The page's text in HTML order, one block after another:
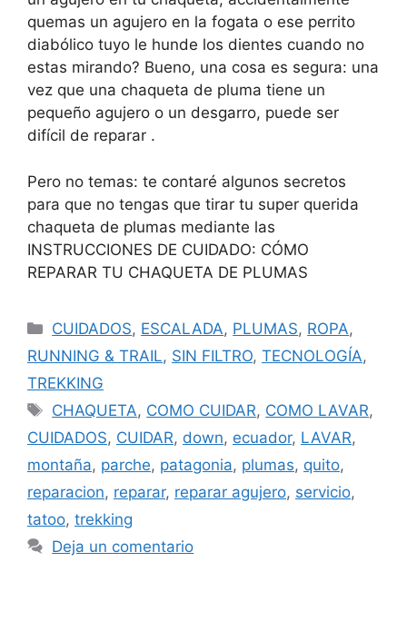
quemas un agujero en la fogata o ese perrito
diabólico tuyo le hunde los dientes cuando no
estas mirando? Bueno, una cosa es segura: una
vez que una chaqueta de pluma tiene un
pequeño agujero o un desgarro, puede ser
difícil de reparar .
Pero no temas: te contaré algunos secretos
para que no tengas que tirar tu super querida
chaqueta de plumas mediante las
INSTRUCCIONES DE CUIDADO: CÓMO
REPARAR TU CHAQUETA DE PLUMAS
CUIDADOS, ESCALADA, PLUMAS, ROPA,
RUNNING & TRAIL, SIN FILTRO, TECNOLOGÍA,
TREKKING
CHAQUETA, COMO CUIDAR, COMO LAVAR,
CUIDADOS, CUIDAR, down, ecuador, LAVAR,
montaña, parche, patagonia, plumas, quito,
reparacion, reparar, reparar agujero, servicio,
tatoo, trekking
Deja un comentario